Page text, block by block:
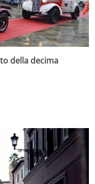
della decima